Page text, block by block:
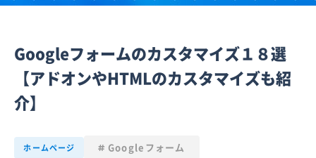
Googleフォームのカスタマイズ１８選
【アドオンやHTMLのカスタマイズも紹
介】
ホームページ Googleフォーム